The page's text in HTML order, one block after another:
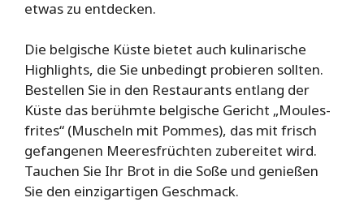
etwas zu entdecken.
Die belgische Küste bietet auch kulinarische
Highlights, die Sie unbedingt probieren sollten.
Bestellen Sie in den Restaurants entlang der
Küste das berühmte belgische Gericht „Moules-
frites“ (Muscheln mit Pommes), das mit frisch
gefangenen Meeresfrüchten zubereitet wird.
Tauchen Sie Ihr Brot in die Soße und genießen
Sie den einzigartigen Geschmack.